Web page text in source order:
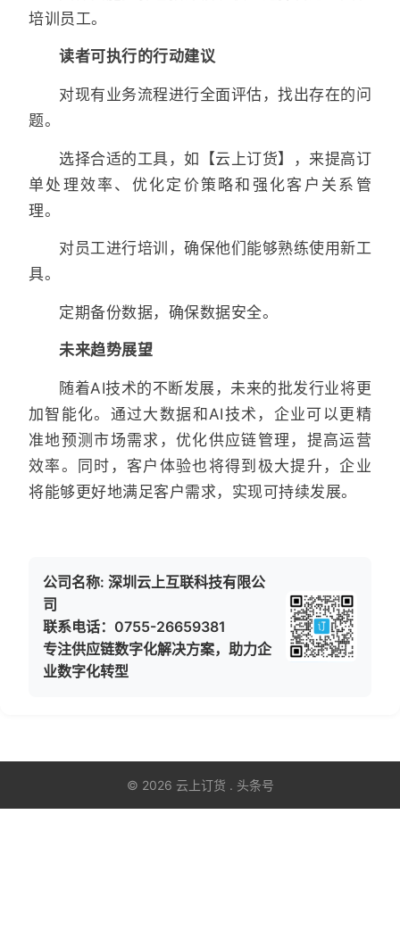
培训员工。
读者可执行的行动建议
对现有业务流程进行全面评估，找出存在的问
题。
选择合适的工具，如【云上订货】，来提高订
单处理效率、优化定价策略和强化客户关系管
理。
对员工进行培训，确保他们能够熟练使用新工
具。
定期备份数据，确保数据安全。
未来趋势展望
随着AI技术的不断发展，未来的批发行业将更
加智能化。通过大数据和AI技术，企业可以更精
准地预测市场需求，优化供应链管理，提高运营
效率。同时，客户体验也将得到极大提升，企业
将能够更好地满足客户需求，实现可持续发展。
公司名称: 深圳云上互联科技有限公
司
联系电话：0755-26659381
专注供应链数字化解决方案，助力企
业数字化转型
© 2026 云上订货 . 头条号